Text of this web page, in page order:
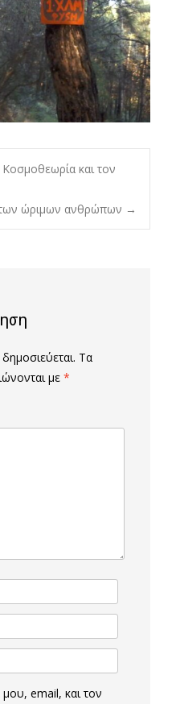
και τον
ώριμων ανθρώπων →
Τα
με *
email, και τον